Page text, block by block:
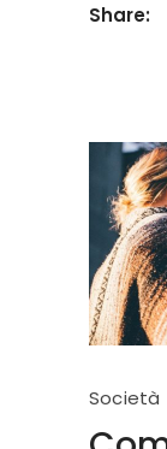
Share:
Società